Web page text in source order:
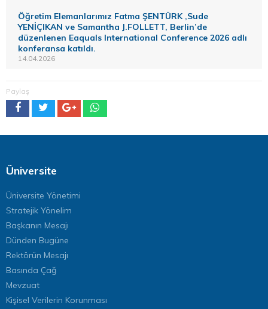
Öğretim Elemanlarımız Fatma ŞENTÜRK ,Sude
YENİÇIKAN ve Samantha J.FOLLETT, Berlin’de
düzenlenen Eaquals International Conference 2026 adlı
konferansa katıldı.
14.04.2026
Paylaş
Üniversite
Üniversite Yönetimi
Stratejik Yönelim
Başkanın Mesajı
Dünden Bugüne
Rektörün Mesajı
Basında Çağ
Mevzuat
Kişisel Verilerin Korunması